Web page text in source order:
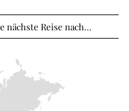
nächste Reise nach…